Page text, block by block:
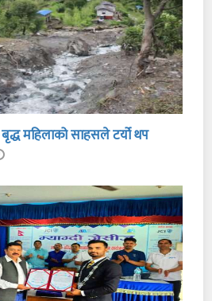
महिलाको साहसले टर्यो थप